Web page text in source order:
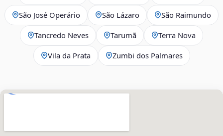
São José Operário São Lázaro São Raimundo
Tancredo Neves Tarumã Terra Nova
Vila da Prata Zumbi dos Palmares